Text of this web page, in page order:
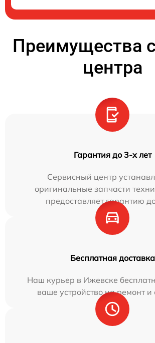
Преимущества
центра
Гарантия до 3-х лет
Сервисный центр
оригинальные запчасти
предоставляет гарантию
Бесплатная доставка
Наш курьер в Ижевске
ваше устройство на ремонт и